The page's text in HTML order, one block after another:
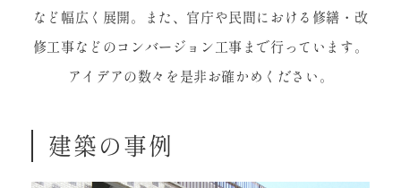
など幅広く展開。 また、官庁や民間における修繕・改
修工事などのコンバージョン工事まで行っています。
アイデアの数々を是非お確かめください。
建築の事例